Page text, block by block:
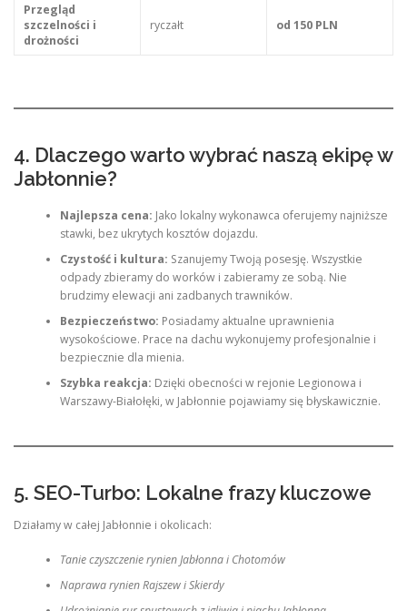
Przegląd
szczelności i
drożności
ryczałt od 150 PLN
4. Dlaczego warto wybrać naszą ekipę w
Jabłonnie?
Najlepsza cena: Jako lokalny wykonawca oferujemy najniższe
stawki, bez ukrytych kosztów dojazdu.
Czystość i kultura: Szanujemy Twoją posesję. Wszystkie
odpady zbieramy do worków i zabieramy ze sobą. Nie
brudzimy elewacji ani zadbanych trawników.
Bezpieczeństwo: Posiadamy aktualne uprawnienia
wysokościowe. Prace na dachu wykonujemy profesjonalnie i
bezpiecznie dla mienia.
Szybka reakcja: Dzięki obecności w rejonie Legionowa i
Warszawy-Białołęki, w Jabłonnie pojawiamy się błyskawicznie.
5. SEO-Turbo: Lokalne frazy kluczowe
Działamy w całej Jabłonnie i okolicach:
Tanie czyszczenie rynien Jabłonna i Chotomów
Naprawa rynien Rajszew i Skierdy